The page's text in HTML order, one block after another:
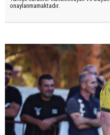
onaylanmamaktadır.